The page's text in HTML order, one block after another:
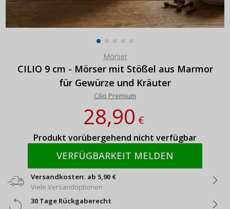
Mörser
CILIO 9 cm - Mörser mit Stößel aus Marmor
für Gewürze und Kräuter
Cilio Premium
28,90€
Produkt vorübergehend nicht verfügbar
VERFÜGBARKEIT MELDEN
Versandkosten: ab 5,90 €
Viele Versandoptionen
30 Tage Rückgaberecht